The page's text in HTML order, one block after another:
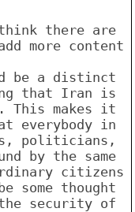
there are
be a distinct
that Iran is
This makes it
everybody in
politicians,
by the same
some thought
security of